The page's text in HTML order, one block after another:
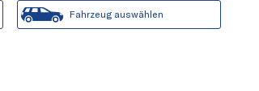
Fahrzeug auswählen